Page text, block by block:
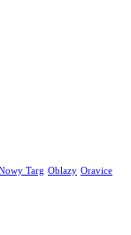
Targ Oblazy Oravice